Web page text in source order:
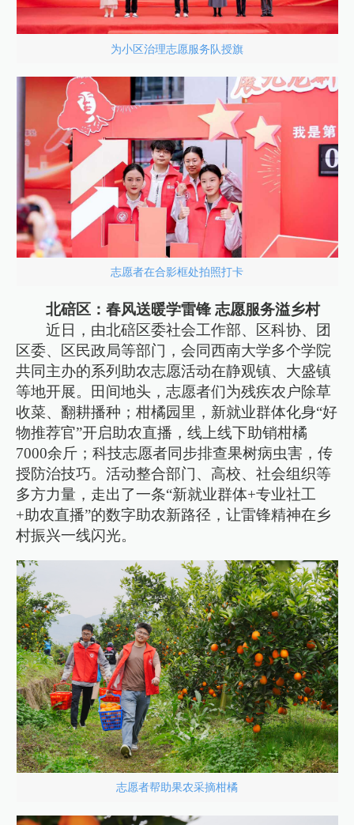
为小区治理志愿服务队授旗
志愿者在合影框处拍照打卡
北碚区：春风送暖学雷锋 志愿服务溢乡村
近日，由北碚区委社会工作部、区科协、团
区委、区民政局等部门，会同西南大学多个学院
共同主办的系列助农志愿活动在静观镇、大盛镇
等地开展。田间地头，志愿者们为残疾农户除草
收菜、翻耕播种；柑橘园里，新就业群体化身“好
物推荐官”开启助农直播，线上线下助销柑橘
7000余斤；科技志愿者同步排查果树病虫害，传
授防治技巧。活动整合部门、高校、社会组织等
多方力量，走出了一条“新就业群体+专业社工
+助农直播”的数字助农新路径，让雷锋精神在乡
村振兴一线闪光。
志愿者帮助果农采摘柑橘